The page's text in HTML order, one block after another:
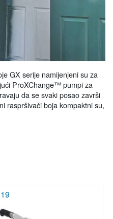
GX serije namijenjeni su za
ProXChange™ pumpi za
da se svaki posao završi
raspršivači boja kompaktni su,